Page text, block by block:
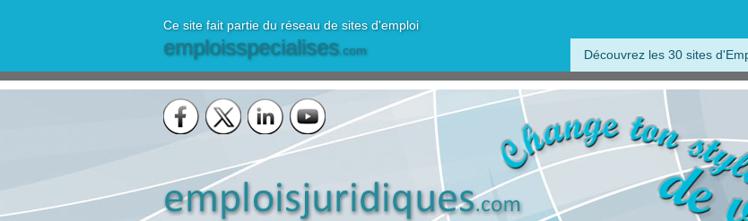
Ce site fait partie du réseau de sites d'emploi
emploisspecialises.com Découvrez les 30 sites